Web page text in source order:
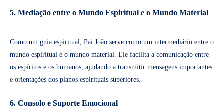
5. Mediação entre o Mundo Espiritual e o Mundo Material
Como um guia espiritual, Pai João serve como um intermediário entre o
mundo espiritual e o mundo material. Ele facilita a comunicação entre
os espíritos e os humanos, ajudando a transmitir mensagens importantes
e orientações dos planos espirituais superiores.
6. Consolo e Suporte Emocional